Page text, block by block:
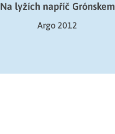
Na lyžích napříč Grónskem
Argo 2012